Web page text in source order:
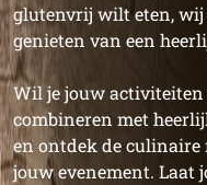
glutenvrij wilt eten, wij
genieten van een
Wil je jouw
combineren met
en ontdek de culinaire
jouw evenement. Laat